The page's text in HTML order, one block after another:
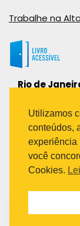
Trabalhe na
Rio de
Bairro
Rio de
(21)
(21)
Avenida
Utilizamos
conteúdos,
experiência
você
Cookies.